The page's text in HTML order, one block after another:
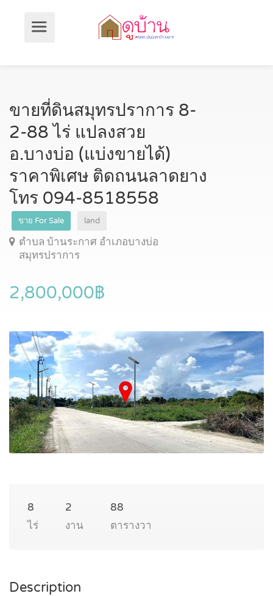
ขายที่ดินสมุทรปราการ 8-
2-88 ไร่ แปลงสวย
อ.บางบ่อ (แบ่งขายได้)
ราคาพิเศษ ติดถนนลาดยาง
โทร 094-8518558
ขาย For Sale land
ตำบล บ้านระกาศ อำเภอบางบ่อ
สมุทรปราการ
2,800,000฿
8
ไร่
2
งาน
88
ตารางวา
Description